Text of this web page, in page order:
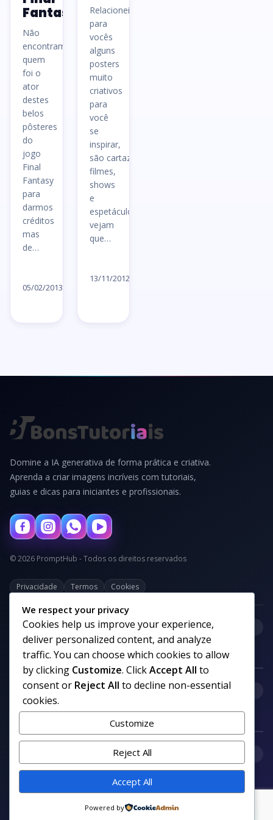
Fantasy
Não
encontramos
quem
foi o
ator
destes
belos
pôsteres
do
jogo
Final
Fantasy
para
darmos
créditos
mas
de…
05/02/2013
Relacionei
para
vocês
alguns
posters
muito
criativos
para
você
se
inspirar,
são cartazes de
filmes,
shows
e
espetáculos,
vejam
que…
13/11/2012
Domine a IA generativa de forma prática e criativa.
Aprenda a criar imagens incríveis com tutoriais,
guias e dicas para iniciantes e profissionais.
© 2026 PromptHub - Todos os direitos reservados
Privacidade Termos Cookies
Categorias
Links uteis
Siga nosso canal no WhatsApp
We respect your privacy
Cookies help us improve your experience,
deliver personalized content, and analyze
traffic. You can choose which cookies to allow
by clicking Customize. ClickAccept All to
consent or Reject All to decline non-essential
cookies.
Customize
Reject All
Accept All
Powered by